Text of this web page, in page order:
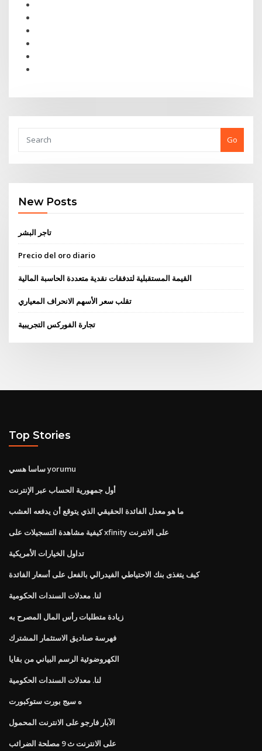
Go
New Posts
تاجر البشر
Precio del oro diario
القيمة المستقبلية لتدفقات نقدية متعددة الحاسبة المالية
تقلب سعر الأسهم الانحراف المعياري
تجارة الفوركس التجريبية
Top Stories
ساسا هسي yorumu
أول جمهورية الحساب عبر الإنترنت
ما هو معدل الفائدة الحقيقي الذي يتوقع أن يدفعه العشب
كيفية مشاهدة التسجيلات على xfinity على الانترنت
تداول الخيارات الأمريكية
كيف يتغذى بنك الاحتياطي الفيدرالي بالفعل على أسعار الفائدة
لنا. معدلات السندات الحكومية
زيادة متطلبات رأس المال المصرح به
فهرسة صناديق الاستثمار المشترك
الكهروضوئية الرسم البياني من بقايا
لنا. معدلات السندات الحكومية
ه سيج بورت ستوكبورت
الآبار فارجو على الانترنت المحمول
على الانترنت ث 9 مصلحة الضرائب